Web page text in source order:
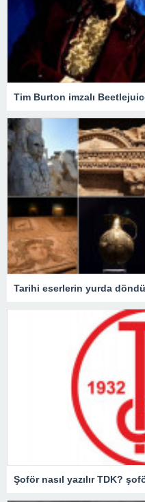
Tarihi eserlerin yurda
Şoför nasıl yazılır TDK?